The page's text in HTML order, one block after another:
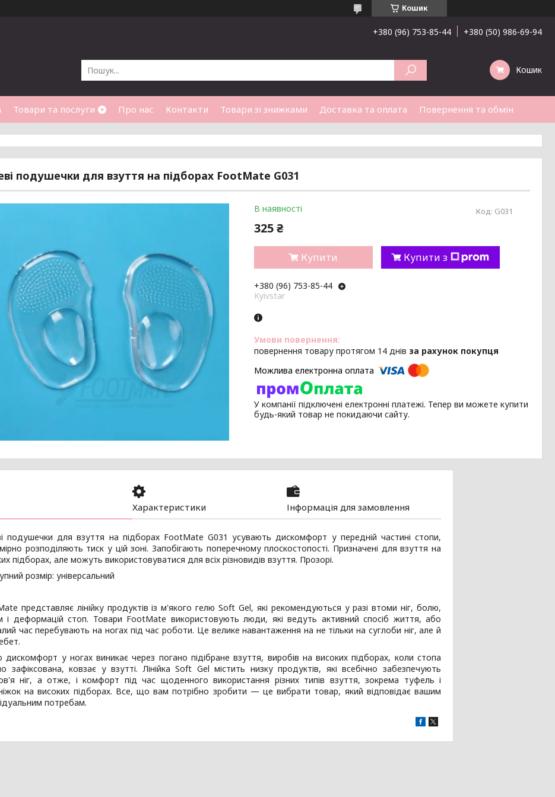
Кошик
+380 (96) 753-85-44 +380 (50) 986-69-94
Кошик
Товари та послуги Про нас Контакти Товари зі знижками Доставка та оплата Повернення та обмін
подушечки для взуття на підборах FootMate G031
В наявності Код: G031
325 ₴
Купити Купити з
+380 (96) 753-85-44
Kyivstar
повернення товару протягом 14 днів за рахунок покупця
У компанії підключені електронні платежі. Тепер ви можете купити
будь-який товар не покидаючи сайту.
Характеристики Інформація для замовлення
подушечки для взуття на підборах FootMate G031 усувають дискомфорт у передній частині стопи,
розподіляють тиск у цій зоні. Запобігають поперечному плоскостопості. Призначені для взуття на
підборах, але можуть використовуватися для всіх різновидів взуття. Прозорі.
розмір: універсальний
представляє лінійку продуктів із м'якого гелю Soft Gel, які рекомендуються у разі втоми ніг, болю,
і деформацій стоп. Товари FootMate використовують люди, які ведуть активний спосіб життя, або
час перебувають на ногах під час роботи. Це велике навантаження на не тільки на суглоби ніг, але й
дискомфорт у ногах виникає через погано підібране взуття, виробів на високих підборах, коли стопа
зафіксована, ковзає у взутті. Лінійка Soft Gel містить низку продуктів, які всебічно забезпечують
ніг, а отже, і комфорт під час щоденного використання різних типів взуття, зокрема туфель і
на високих підборах. Все, що вам потрібно зробити — це вибрати товар, який відповідає вашим
потребам.